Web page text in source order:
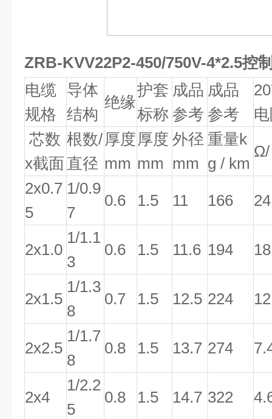
ZRB-KVV22P2-450/750V-4*2.5控
电缆
规格
导体
结构
绝缘
护套
标称
成品
参考
成品
参考
芯数
x截面
根数/
直径
厚度
mm
厚度
mm
外径
mm
重量k
g / km
Ω/
2x0.7
5
1/0.9
7
0.6 1.5 11 166
2x1.0
1/1.1
3
0.6 1.5 11.6 194
2x1.5
1/1.3
8
0.7 1.5 12.5 224
2x2.5
1/1.7
8
0.8 1.5 13.7 274
2x4
1/2.2
5
0.8 1.5 14.7 322